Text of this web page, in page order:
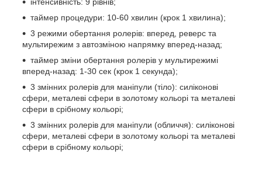
таймер процедури: 10-60 хвилин (крок 1 хвилина);
3 режими обертання ролерів: вперед, реверс та
мультирежим з автозміною напрямку вперед-назад;
таймер зміни обертання ролерів у мультирежимі
вперед-назад: 1-30 сек (крок 1 секунда);
3 змінних ролерів для маніпули (тіло): силіконові
сфери, металеві сфери в золотому кольорі та металеві
сфери в срібному кольорі;
3 змінних ролерів для маніпули (обличчя): силіконові
сфери, металеві сфери в золотому кольорі та металеві
сфери в срібному кольорі;